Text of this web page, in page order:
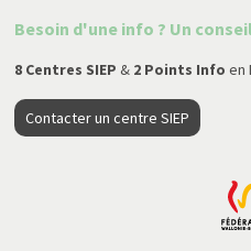
Besoin d'une info ? Un
8 Centres SIEP & 2 Points Info en
Contacter un centre SIEP